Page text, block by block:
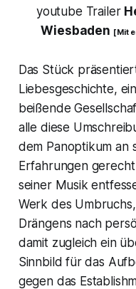
youtube Trailer
Wiesbaden [ Mit
Das Stück
Liebesgeschichte,
beißende
alle diese
dem Panoptikum an
Erfahrungen
seiner Musik
Werk des
Drängens nach
damit zugleich ein
Sinnbild für das
gegen das